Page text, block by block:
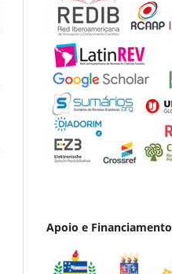
Apoio e Financiamento